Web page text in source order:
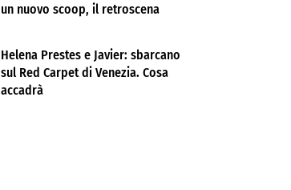
un nuovo scoop, il retroscena
Helena Prestes e Javier: sbarcano
sul Red Carpet di Venezia. Cosa
accadrà